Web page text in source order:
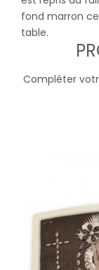
fond marron
table.
Compléter